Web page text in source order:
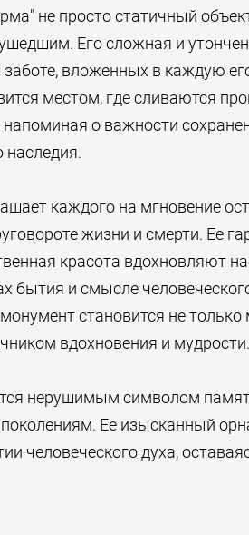
не просто статичный
Его сложная и
вложенных в каждую
местом, где сливаются
о важности
наследия.
каждого на мгновение
жизни и смерти. Ее
красота вдохновляют на
бытия и смысле
становится не только
вдохновения и мудрости.
нерушимым символом
Ее изысканный
человеческого духа,